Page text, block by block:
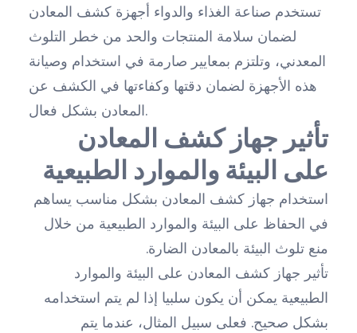
تستخدم صناعة الغذاء والدواء أجهزة كشف المعادن
لضمان سلامة المنتجات والحد من خطر التلوث
المعدني، وتلتزم بمعايير صارمة في استخدام وصيانة
هذه الأجهزة لضمان دقتها وكفاءتها في الكشف عن
المعادن بشكل فعال.
تأثير جهاز كشف المعادن
على البيئة والموارد الطبيعية
استخدام جهاز كشف المعادن بشكل مناسب يساهم
في الحفاظ على البيئة والموارد الطبيعية من خلال
منع تلوث البيئة بالمعادن الضارة.
تأثير جهاز كشف المعادن على البيئة والموارد
الطبيعية يمكن أن يكون سلبيا إذا لم يتم استخدامه
بشكل صحيح. فعلى سبيل المثال، عندما يتم